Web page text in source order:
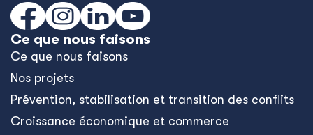
Ce que nous faisons
Ce que nous faisons
Nos projets
Prévention, stabilisation et transition des conflits
Croissance économique et commerce